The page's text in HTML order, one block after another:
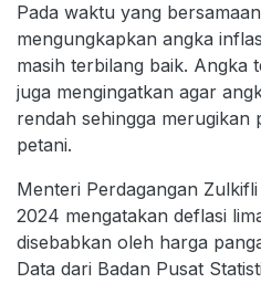
Pada waktu yang
mengungkapkan angka
masih terbilang baik. Angka
juga mengingatkan agar
rendah sehingga
petani.
Menteri Perdagangan
2024 mengatakan deflasi
disebabkan oleh harga
Data dari Badan Pusat